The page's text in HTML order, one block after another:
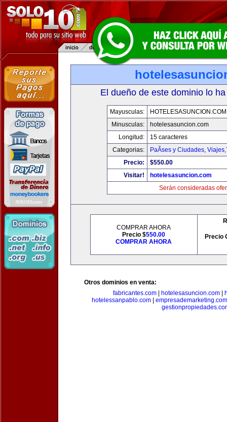
El dueño de este dominio lo
Mayusculas:
HOTELESASUNCION.COM
Minusculas:
hotelesasuncion.com
Longitud:
15 caracteres
Categorias:
PaÃ­ses y Ciudades,
Precio:
$550.00
Visitar!
hotelesasuncion.com
Serán consideradas
COMPRAR AHORA
Precio $550.00
COMPRAR AHORA
Precio
Otros dominios en venta:
fabricantes.com
hotelesasuncion.com
hotelessanpablo.com| empresademarketing.com